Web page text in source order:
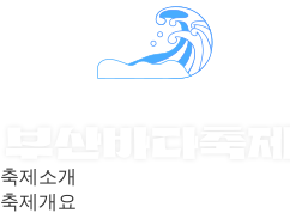
축제소개
축제개요